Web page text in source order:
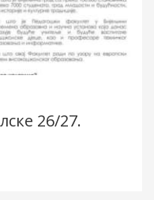
26/27.